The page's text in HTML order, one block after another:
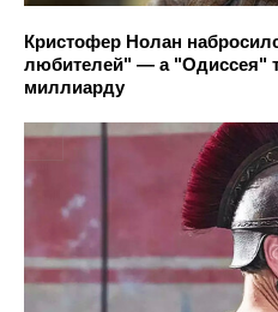
Кристофер Нолан
любителей" — а "Одиссея"
миллиарду